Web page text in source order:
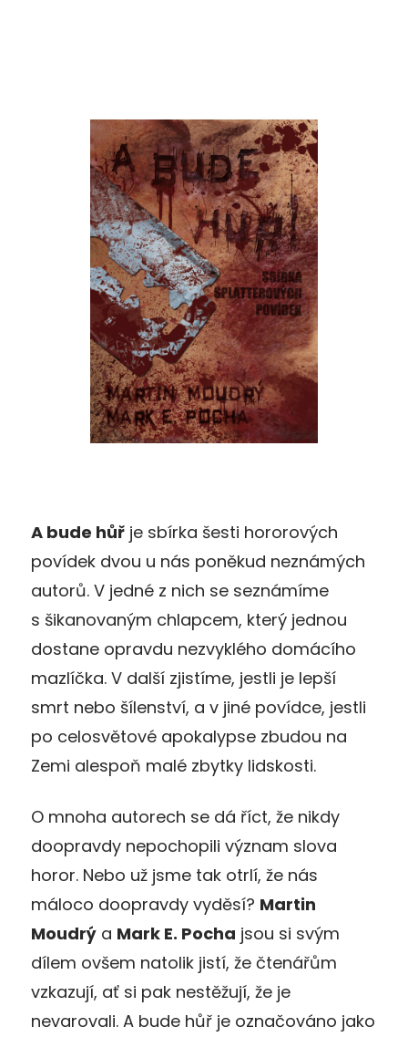
A bude hůř je sbírka šesti hororových
povídek dvou u nás poněkud neznámých
autorů. V jedné z nich se seznámíme
s šikanovaným chlapcem, který jednou
dostane opravdu nezvyklého domácího
mazlíčka. V další zjistíme, jestli je lepší
smrt nebo šílenství, a v jiné povídce, jestli
po celosvětové apokalypse zbudou na
Zemi alespoň malé zbytky lidskosti.
O mnoha autorech se dá říct, že nikdy
doopravdy nepochopili význam slova
horor. Nebo už jsme tak otrlí, že nás
máloco doopravdy vyděsí? Martin
Moudrý a Mark E. Pocha jsou si svým
dílem ovšem natolik jistí, že čtenářům
vzkazují, ať si pak nestěžují, že je
nevarovali. A bude hůř je označováno jako